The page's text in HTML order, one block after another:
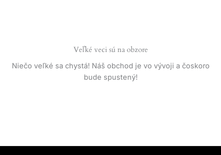
Veľké veci sú na obzore
Niečo veľké sa chystá! Náš obchod je vo vývoji a čoskoro
bude spustený!